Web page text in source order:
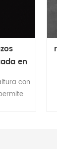
en
con